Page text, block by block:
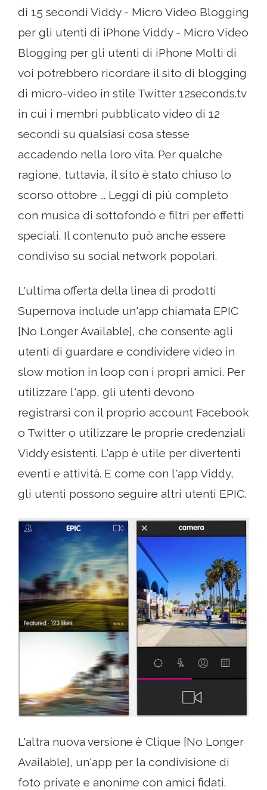
di 15 secondi Viddy - Micro Video Blogging
per gli utenti di iPhone Viddy - Micro Video
Blogging per gli utenti di iPhone Molti di
voi potrebbero ricordare il sito di blogging
di micro-video in stile Twitter 12seconds.tv
in cui i membri pubblicato video di 12
secondi su qualsiasi cosa stesse
accadendo nella loro vita. Per qualche
ragione, tuttavia, il sito è stato chiuso lo
scorso ottobre ... Leggi di più completo
con musica di sottofondo e filtri per effetti
speciali. Il contenuto può anche essere
condiviso su social network popolari.
L'ultima offerta della linea di prodotti
Supernova include un'app chiamata EPIC
[No Longer Available], che consente agli
utenti di guardare e condividere video in
slow motion in loop con i propri amici. Per
utilizzare l'app, gli utenti devono
registrarsi con il proprio account Facebook
o Twitter o utilizzare le proprie credenziali
Viddy esistenti. L'app è utile per divertenti
eventi e attività. E come con l'app Viddy,
gli utenti possono seguire altri utenti EPIC.
L'altra nuova versione è Clique [No Longer
Available], un'app per la condivisione di
foto private e anonime con amici fidati.